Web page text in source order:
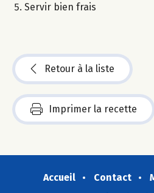
Servir bien frais
Retour à la liste
Imprimer la recette
Accueil Contact